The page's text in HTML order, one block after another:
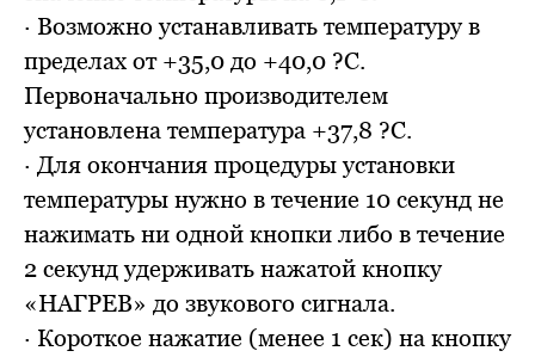
· Возможно устанавливать температуру в
пределах от +35,0 до +40,0 ?С.
Первоначально производителем
установлена температура +37,8 ?С.
· Для окончания процедуры установки
температуры нужно в течение 10 секунд не
нажимать ни одной кнопки либо в течение
2 секунд удерживать нажатой кнопку
«НАГРЕВ» до звукового сигнала.
· Короткое нажатие (менее 1 сек) на кнопку